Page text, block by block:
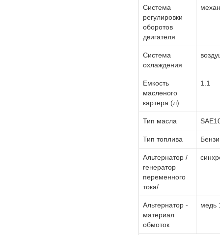
Система
регулировки
оборотов
двигателя
Система
охлаждения
Емкость
масленого
картера (л)
1.1
Тип масла
Тип топлива
Альтернатор /
генератор
переменного
тока/
Альтернатор -
материал
обмоток
медь